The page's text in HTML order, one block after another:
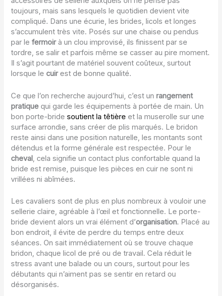
toujours, mais sans lesquels le quotidien devient vite
compliqué. Dans une écurie, les brides, licols et longes
s’accumulent très vite. Posés sur une chaise ou pendus
par lefermoirà un clou improvisé, ils finissent par se
tordre, se salir et parfois même se casser au pire moment.
Il s’agit pourtant de matériel souvent coûteux, surtout
lorsque lecuirest de bonne qualité.
Ce que l’on recherche aujourd’hui, c’est unrangement
pratique qui garde les équipements à portée de main. Un
bon porte-bridesoutient la têtière et la muserolle sur une
surface arrondie, sans créer de plis marqués. Le bridon
reste ainsi dans une position naturelle, les montants sont
détendus et la forme générale est respectée. Pour le
cheval, cela signifie un contact plus confortable quand la
bride est remise, puisque les pièces en cuir ne sont ni
vrillées ni abîmées.
Les cavaliers sont de plus en plus nombreux à vouloir une
sellerie claire, agréable à l’œil et fonctionnelle. Le porte-
bride devient alors un vrai élément d’organisation. Placé au
bon endroit, il évite de perdre du temps entre deux
séances. On sait immédiatement où se trouve chaque
bridon, chaque licol de pré ou de travail. Cela réduit le
stress avant une balade ou un cours, surtout pour les
débutants qui n’aiment pas se sentir en retard ou
désorganisés.